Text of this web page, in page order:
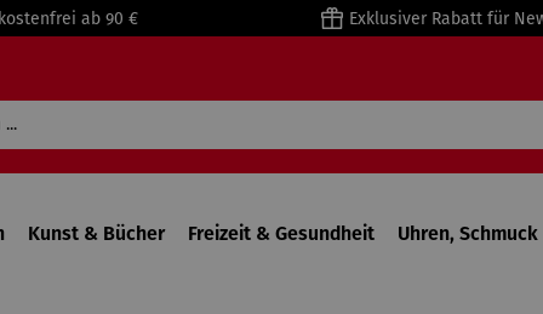
ab 90 € Exklusiver Rabatt für
Kunst & Bücher Freizeit & Gesundheit Uhren,